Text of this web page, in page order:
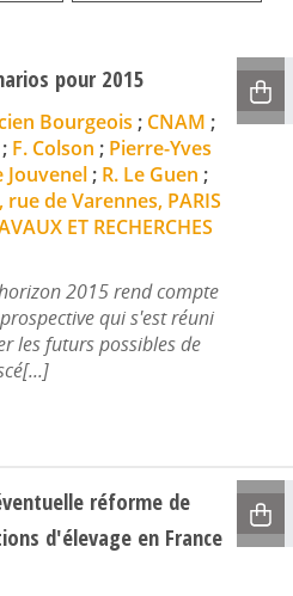
pour 2015
Bourgeois ; CNAM ;
; F. Colson ; Pierre-Yves
Jouvenel; R. Le Guen ;
rue de Varennes, PARIS
ET RECHERCHES
2015 rend compte
qui s'est réuni
les futurs possibles de
réforme de
d'élevage en France